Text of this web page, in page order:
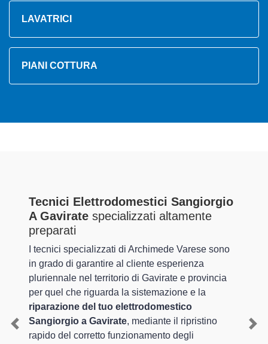
LAVATRICI
PIANI COTTURA
Tecnici Elettrodomestici Sangiorgio
A Gavirate specializzati altamente
preparati
I tecnici specializzati di Archimede Varese sono
in grado di garantire al cliente esperienza
pluriennale nel territorio di Gavirate e provincia
per quel che riguarda la sistemazione e la
riparazione del tuo elettrodomestico
Sangiorgio a Gavirate, mediante il ripristino
rapido del corretto funzionamento degli
Previous